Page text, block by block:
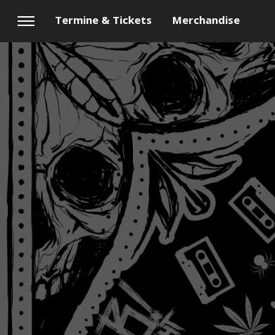
Termine & Tickets Merchandise